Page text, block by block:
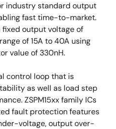
industry standard output
fast time-to-market.
fixed output voltage of
of 15A to 40A using
value of 330nH.
control loop that is
as well as load step
ZSPM15xx family ICs
fault protection features
voltage, output over-